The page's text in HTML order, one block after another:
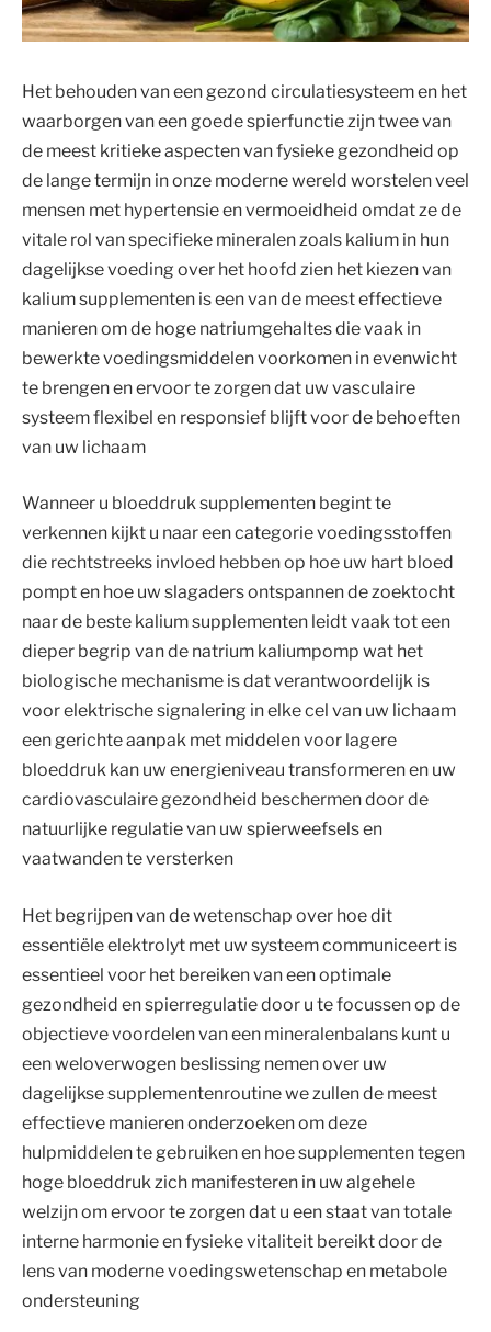
Het behouden van een gezond circulatiesysteem en het
waarborgen van een goede spierfunctie zijn twee van
de meest kritieke aspecten van fysieke gezondheid op
de lange termijn in onze moderne wereld worstelen veel
mensen met hypertensie en vermoeidheid omdat ze de
vitale rol van specifieke mineralen zoals kalium in hun
dagelijkse voeding over het hoofd zien het kiezen van
kalium supplementen is een van de meest effectieve
manieren om de hoge natriumgehaltes die vaak in
bewerkte voedingsmiddelen voorkomen in evenwicht
te brengen en ervoor te zorgen dat uw vasculaire
systeem flexibel en responsief blijft voor de behoeften
van uw lichaam
Wanneer u bloeddruk supplementen begint te
verkennen kijkt u naar een categorie voedingsstoffen
die rechtstreeks invloed hebben op hoe uw hart bloed
pompt en hoe uw slagaders ontspannen de zoektocht
naar de beste kalium supplementen leidt vaak tot een
dieper begrip van de natrium kaliumpomp wat het
biologische mechanisme is dat verantwoordelijk is
voor elektrische signalering in elke cel van uw lichaam
een gerichte aanpak met middelen voor lagere
bloeddruk kan uw energieniveau transformeren en uw
cardiovasculaire gezondheid beschermen door de
natuurlijke regulatie van uw spierweefsels en
vaatwanden te versterken
Het begrijpen van de wetenschap over hoe dit
essentiële elektrolyt met uw systeem communiceert is
essentieel voor het bereiken van een optimale
gezondheid en spierregulatie door u te focussen op de
objectieve voordelen van een mineralenbalans kunt u
een weloverwogen beslissing nemen over uw
dagelijkse supplementenroutine we zullen de meest
effectieve manieren onderzoeken om deze
hulpmiddelen te gebruiken en hoe supplementen tegen
hoge bloeddruk zich manifesteren in uw algehele
welzijn om ervoor te zorgen dat u een staat van totale
interne harmonie en fysieke vitaliteit bereikt door de
lens van moderne voedingswetenschap en metabole
ondersteuning